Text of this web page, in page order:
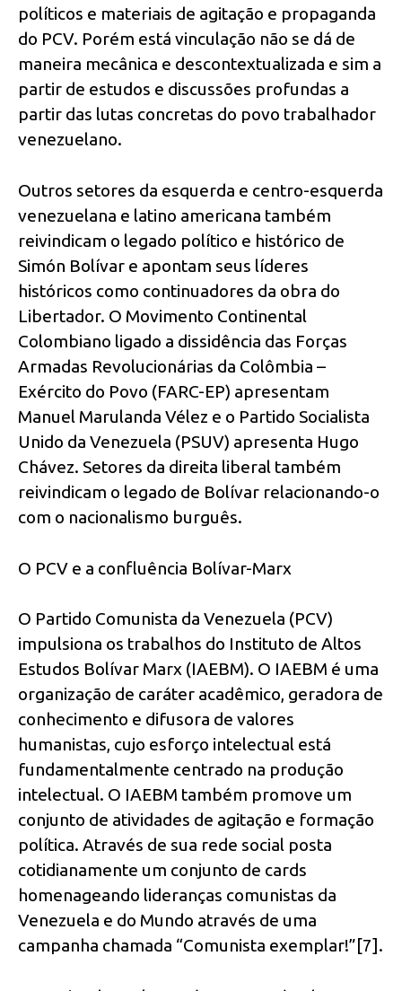
políticos e materiais de agitação e propaganda
do PCV. Porém está vinculação não se dá de
maneira mecânica e descontextualizada e sim a
partir de estudos e discussões profundas a
partir das lutas concretas do povo trabalhador
venezuelano.
Outros setores da esquerda e centro-esquerda
venezuelana e latino americana também
reivindicam o legado político e histórico de
Simón Bolívar e apontam seus líderes
históricos como continuadores da obra do
Libertador. O Movimento Continental
Colombiano ligado a dissidência das Forças
Armadas Revolucionárias da Colômbia –
Exército do Povo (FARC-EP) apresentam
Manuel Marulanda Vélez e o Partido Socialista
Unido da Venezuela (PSUV) apresenta Hugo
Chávez. Setores da direita liberal também
reivindicam o legado de Bolívar relacionando-o
com o nacionalismo burguês.
O PCV e a confluência Bolívar-Marx
O Partido Comunista da Venezuela (PCV)
impulsiona os trabalhos do Instituto de Altos
Estudos Bolívar Marx (IAEBM). O IAEBM é uma
organização de caráter acadêmico, geradora de
conhecimento e difusora de valores
humanistas, cujo esforço intelectual está
fundamentalmente centrado na produção
intelectual. O IAEBM também promove um
conjunto de atividades de agitação e formação
política. Através de sua rede social posta
cotidianamente um conjunto de cards
homenageando lideranças comunistas da
Venezuela e do Mundo através de uma
campanha chamada “Comunista exemplar!”[7].